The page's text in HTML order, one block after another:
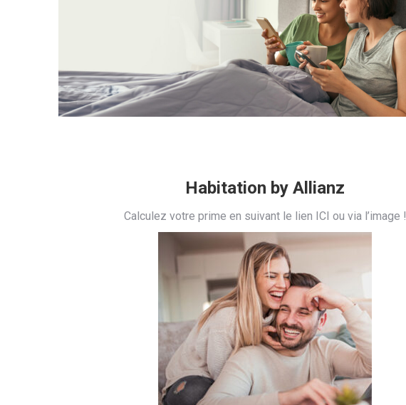
Habitation by Allianz
Calculez votre prime en suivant le lien ICI ou via l’image !